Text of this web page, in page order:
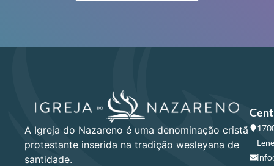
A Igreja do Nazareno é uma denominação cristã
protestante inserida na tradição wesleyana de
santidade.